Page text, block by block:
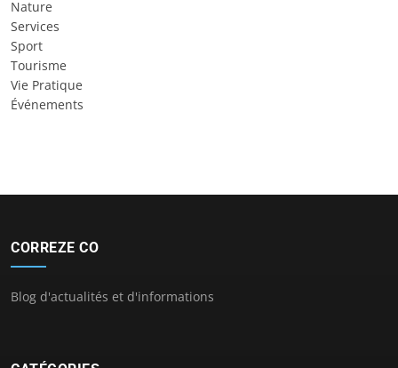
Nature
Services
Sport
Tourisme
Vie Pratique
Événements
CORREZE CO
Blog d'actualités et d'informations